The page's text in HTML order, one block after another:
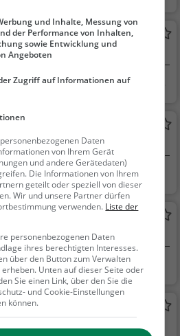
tränke, Bier, Wein, Ka
ffee / Kuchen, Gebäc
in Holderbank AG
AG, Sc
Restaurant, Aben
Restaurant in Möriken AG
AG, Schw
Restaurant, Thailä
ndisch, Asiatisch, Abe
ndessen, Mittagesse
Restaurant in Wildegg
Schweiz
Restaurant, Schw
eizerisch, Regionalkü
che, Mittagessen, Ab
Veltheim
Restaurant in Veltheim AG
und Inhalte, Messung von
der Performance von Inhalten,
sowie Entwicklung und
Angeboten
Zugriff auf Informationen auf
Daten
von Ihrem Gerät
und andere Gerätedaten)
Die Informationen von Ihrem
geteilt oder speziell von dieser
Wir und unsere Partner dürfen
verwenden. Liste der
personenbezogenen Daten
ihres berechtigten Interesses.
über den Button zum Verwalten
Unten auf dieser Seite oder
Sie einen Link, über den Sie die
und Cookie-Einstellungen
können.